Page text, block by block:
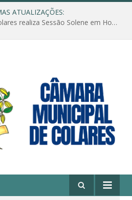
ATUALIZAÇÕES:
Câmara Municipal de Colares realiza Sessão Solene em Homenagem ao Dia das Mães